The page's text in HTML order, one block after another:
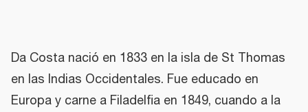
Da Costa nació en 1833 en la isla de St Thomas
en las Indias Occidentales. Fue educado en
Europa y carne a Filadelfia en 1849, cuando a la